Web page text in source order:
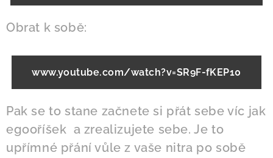
Obrat k sobě:
www.youtube.com/watch?v=SR9F-fKEP10
Pak se to stane začnete si přát sebe víc jak
egooříšek a zrealizujete sebe. Je to
upřímné přání vůle z vaše nitra po sobě